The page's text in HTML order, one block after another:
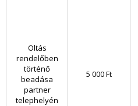
Oltás
rendelőben
történő
beadása
partner
telephelyén
5 000 Ft